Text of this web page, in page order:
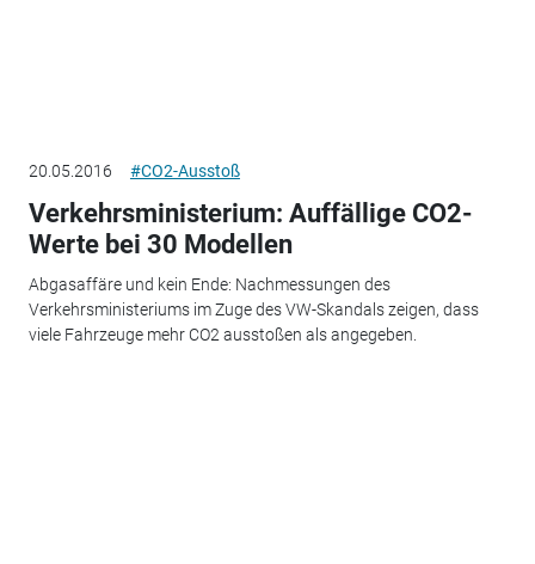
20.05.2016 #CO2-Ausstoß
Verkehrsministerium: Auffällige CO2-
Werte bei 30 Modellen
Abgasaffäre und kein Ende: Nachmessungen des
Verkehrsministeriums im Zuge des VW-Skandals zeigen, dass
viele Fahrzeuge mehr CO2 ausstoßen als angegeben.